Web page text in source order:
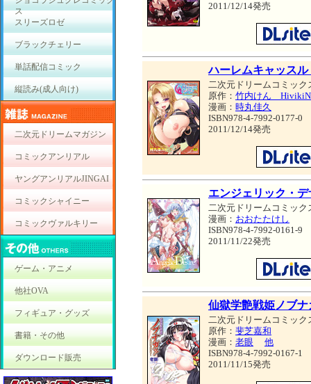
ス
スリーズロゼ
ブラックチェリー
単話配信コミック
縦読み(成人向け)
二次元ドリームマガジン
コミックアンリアル
ヤングアンリアルJINGAI
コミックシャイニー
コミックヴァルキリー
ゲーム・アニメ
他社OVA
フィギュア・グッズ
書籍・その他
ダウンロード販売
2011/12/14発売
ハーレムキャッスル
二次元ドリームコミック
原作： 竹内けん HivikiN
漫画： 時丸佳久
ISBN978-4-7992-0177-0
2011/12/14発売
エンジェリック・デ
二次元ドリームコミック
漫画： おおたたけし
ISBN978-4-7992-0161-9
2011/11/22発売
仙獄学艶戦姫ノブ
二次元ドリームコミック
原作： 斐芝嘉和
漫画： 老眼
他
ISBN978-4-7992-0167-1
2011/11/15発売